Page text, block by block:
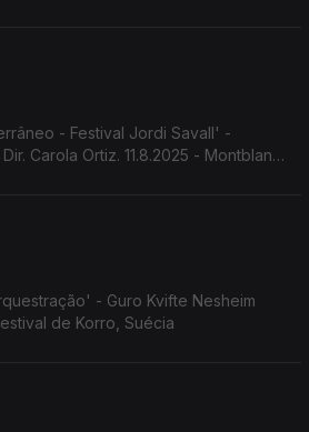
- Festival Jordi Savall' -
Carola Ortiz. 11.8.2025 - Montblanc,
- Guro Kvifte Nesheim
de Korro, Suécia